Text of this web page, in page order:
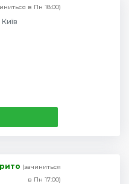
в Пн 18:00)
(зачиниться
в Пн 17:00)